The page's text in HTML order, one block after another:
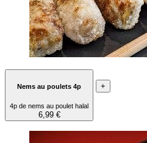
Nems au poulets 4p
4p de nems au poulet halal
6,99 €
+